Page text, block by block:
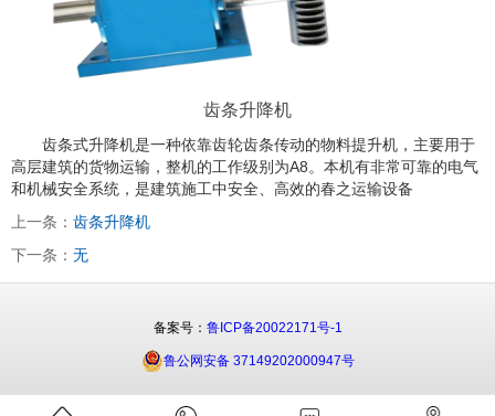
齿条升降机
齿条式升降机是一种依靠齿轮齿条传动的物料提升机，主要用于
高层建筑的货物运输，整机的工作级别为A8。本机有非常可靠的电气
和机械安全系统，是建筑施工中安全、高效的春之运输设备
上一条： 齿条升降机
下一条： 无
备案号： 鲁ICP备20022171号-1
鲁公网安备 37149202000947号